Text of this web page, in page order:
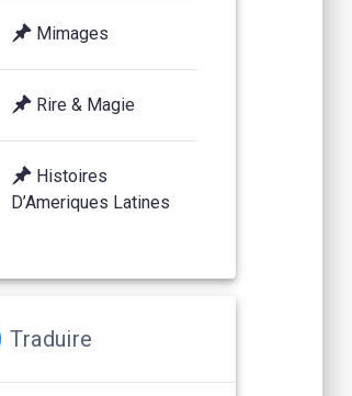
Mimages
Rire & Magie
Histoires
D’Ameriques Latines
Traduire